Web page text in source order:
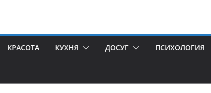
КРАСОТА КУХНЯ ДОСУГ ПСИХОЛОГИЯ